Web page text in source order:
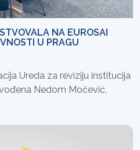
NA EUROSAI
U PRAGU
Ureda za reviziju institucija
Nedom Močević,